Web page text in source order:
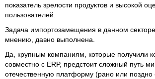
показатель зрелости продуктов и высокой
пользователей.
Задача импортозамещения в данном
мнению, давно выполнена.
Да, крупным компаниям, которые получили
совместно с ERP, предстоит сложный путь
отечественную платформу (рано или